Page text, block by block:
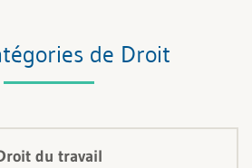
nous récapitulerons le cadre
de Droit
du travail